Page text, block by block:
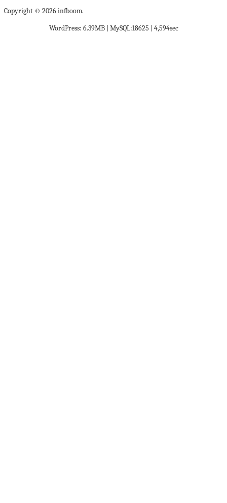
Copyright © 2026 infboom.
WordPress: 6.39MB | MySQL:18625 | 4,594sec